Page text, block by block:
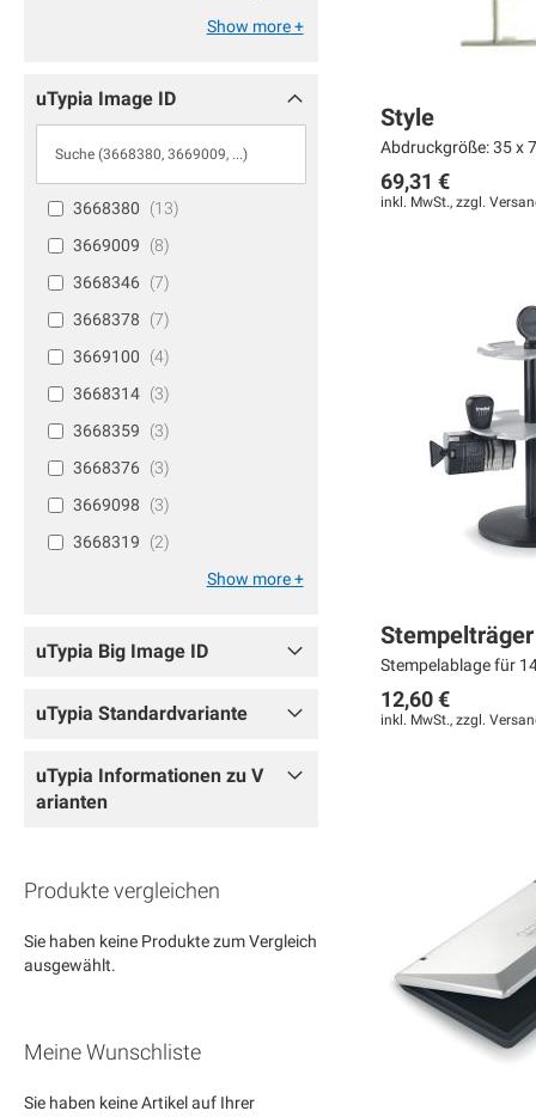
Style
Abdruckgröße: 35 x
69,31 €
inkl. MwSt., zzgl.
Weiter
MERKEN
HINZUFÜGEN
In den Warenkorb
MERKEN
HINZUFÜGEN
In den Warenkorb
MERKEN
HINZUFÜGEN
Stempelablage für
12,60 €
inkl. MwSt., zzgl.
In den Warenkorb
MERKEN
VERGLEICHSLISTE
HINZUFÜGEN
In den Warenkorb
MERKEN
VERGLEICHSLISTE
HINZUFÜGEN
In den Warenkorb
MERKEN
VERGLEICHSLISTE
HINZUFÜGEN
Show more
uTypia Image ID
3668380
13
3669009
8
3668346
7
3668378
7
3669100
4
3668314
3
3668359
3
3668376
3
3669098
3
3668319
2
Show more
uTypia Big Image ID
uTypia Standardvariante
uTypia Informationen zu V
arianten
Produkte vergleichen
Sie haben keine Produkte zum Vergleich
ausgewählt.
Meine Wunschliste
Sie haben keine Artikel auf Ihrer